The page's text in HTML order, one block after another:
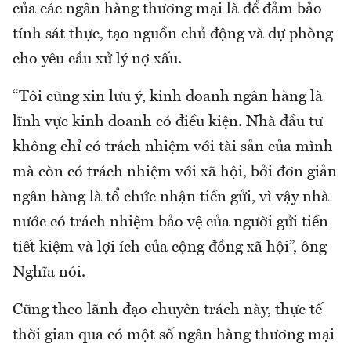
của các ngân hàng thương mại là để đảm bảo
tính sát thực, tạo nguồn chủ động và dự phòng
cho yêu cầu xử lý nợ xấu.
“Tôi cũng xin lưu ý, kinh doanh ngân hàng là
lĩnh vực kinh doanh có điều kiện. Nhà đầu tư
không chỉ có trách nhiệm với tài sản của mình
mà còn có trách nhiệm với xã hội, bởi đơn giản
ngân hàng là tổ chức nhận tiền gửi, vì vậy nhà
nước có trách nhiệm bảo vệ của người gửi tiền
tiết kiệm và lợi ích của cộng đồng xã hội”, ông
Nghĩa nói.
Cũng theo lãnh đạo chuyên trách này, thực tế
thời gian qua có một số ngân hàng thương mại